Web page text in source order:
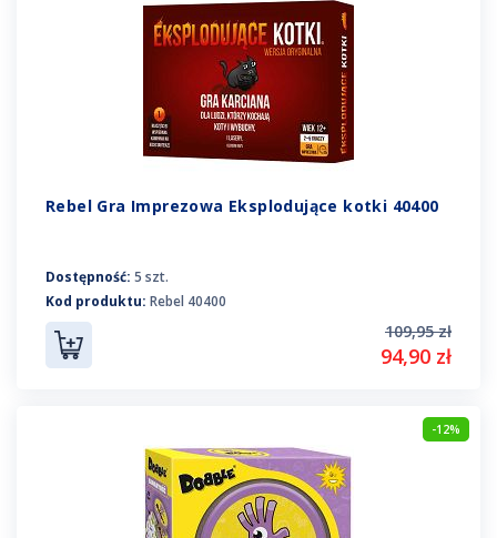
Rebel Gra Imprezowa Eksplodujące kotki 40400
Dostępność: 5 szt.
Kod produktu: Rebel 40400
109,95 zł
94,90 zł
-12%